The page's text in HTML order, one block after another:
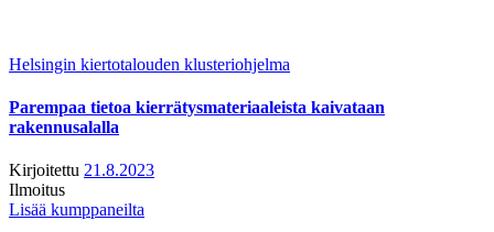
Helsingin kiertotalouden klusteriohjelma
Parempaa tietoa kierrätysmateriaaleista kaivataan
rakennusalalla
Kirjoitettu 21.8.2023
Ilmoitus
Lisää kumppaneilta